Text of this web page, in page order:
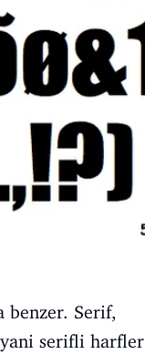
benzer. Serif,
yani serifli harfler